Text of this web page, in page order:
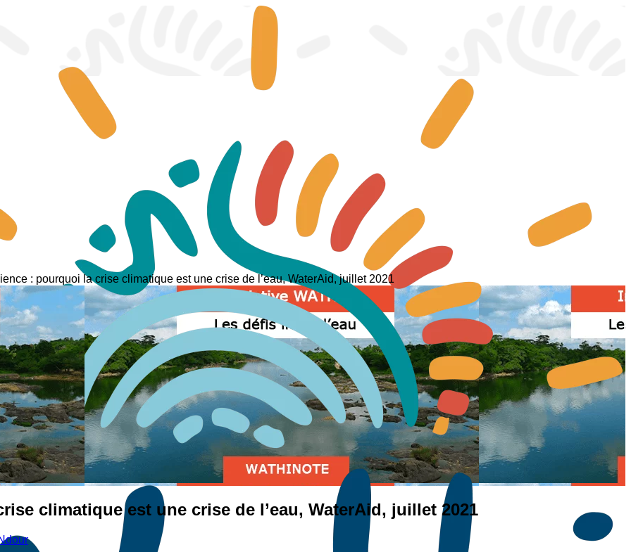
: pourquoi la crise climatique est une crise de l’eau, WaterAid, juillet 2021
climatique est une crise de l’eau, WaterAid, juillet 2021